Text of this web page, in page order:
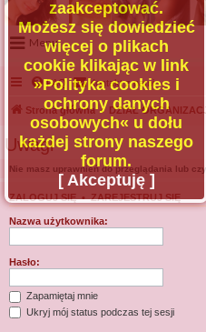
Menu
Portal
Facebook
Regulamin
Zapytaj administratora
Kontakt
FAQ Kontakt z nami
Strona główna DZIAŁ
Uwagi
Nie masz uprawnień do przeglądania lub
ZALOGUJ SIĘ•ZAREJESTRUJ SIĘ
Nazwa użytkownika:
Hasło:
Zapamiętaj mnie
Ukryj mój status podczas tej sesji
zaakceptować.
Możesz się dowiedzieć
więcej o plikach
cookie klikając w link
»Polityka cookies i
ochrony danych
osobowych« u dołu
każdej strony naszego
forum.
[ Akceptuję ]